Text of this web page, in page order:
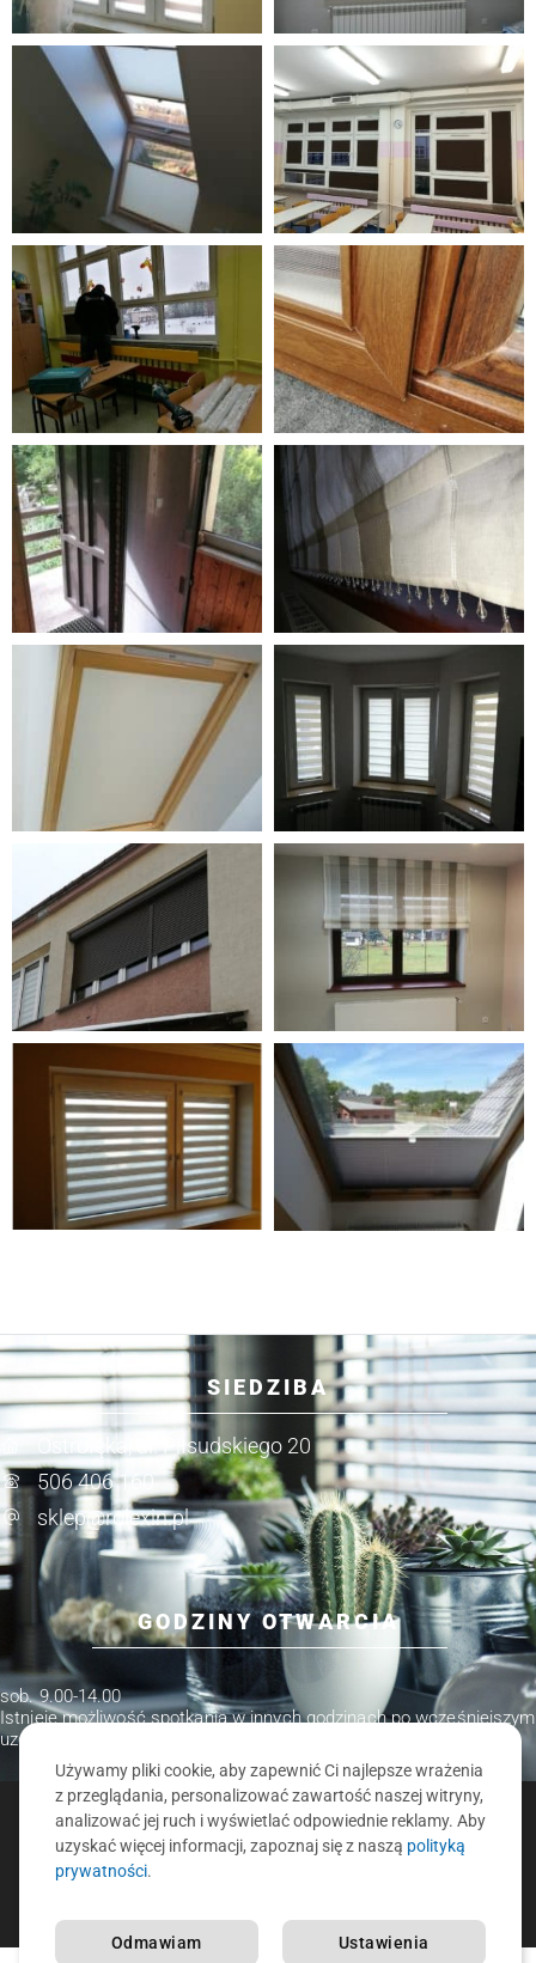
SIEDZIBA
Ostrołęka, ul. Piłsudskiego 20
506 406 160
sklep@rolexin.pl
GODZINY OTWARCIA
pon.-pt. 9.00-17.00
sob. 9.00-14.00
Istnieje możliwość spotkania w innych godzinach po wcześniejszym
uzgodnieniu.
ROLEXIN.PL - ROLETY, ŻALUZJE, MOSKITIERY, KARNISZE
O nasPolityka prywatnościKontakt
Używamy pliki cookie, aby zapewnić Ci najlepsze wrażenia
z przeglądania, personalizować zawartość naszej witryny,
analizować jej ruch i wyświetlać odpowiednie reklamy. Aby
uzyskać więcej informacji, zapoznaj się z naszą polityką
prywatności.
Ustawienia
Odmawiam